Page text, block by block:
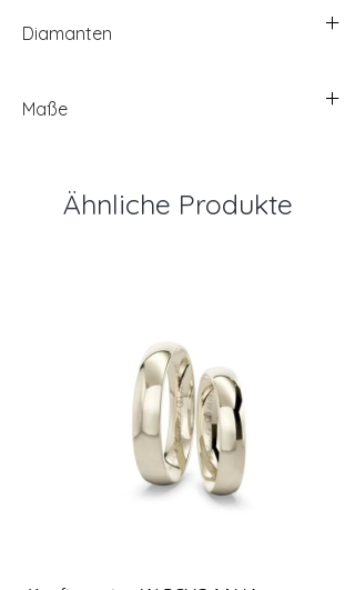
Diamanten
Maße
Ähnliche Produkte